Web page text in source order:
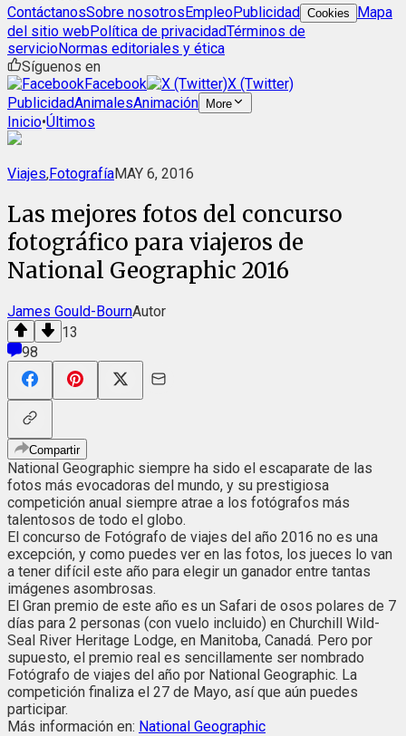
ContáctanosSobre nosotrosEmpleoPublicidad Cookies
Mapa
del sitio webPolítica de privacidadTérminos de
servicioNormas editoriales y ética
Síguenos en
Facebook
X (Twitter)
PublicidadAnimalesAnimación More
Inicio•Últimos
Viajes,FotografíaMAY 6, 2016
Las mejores fotos del concurso
fotográfico para viajeros de
National Geographic 2016
James Gould-BournAutor
13
98
Compartir
National Geographic siempre ha sido el escaparate de las
fotos más evocadoras del mundo, y su prestigiosa
competición anual siempre atrae a los fotógrafos más
talentosos de todo el globo.
El concurso de Fotógrafo de viajes del año 2016 no es una
excepción, y como puedes ver en las fotos, los jueces lo van
a tener difícil este año para elegir un ganador entre tantas
imágenes asombrosas.
El Gran premio de este año es un Safari de osos polares de 7
días para 2 personas (con vuelo incluido) en Churchill Wild-
Seal River Heritage Lodge, en Manitoba, Canadá. Pero por
supuesto, el premio real es sencillamente ser nombrado
Fotógrafo de viajes del año por National Geographic. La
competición finaliza el 27 de Mayo, así que aún puedes
participar.
Más información en: National Geographic